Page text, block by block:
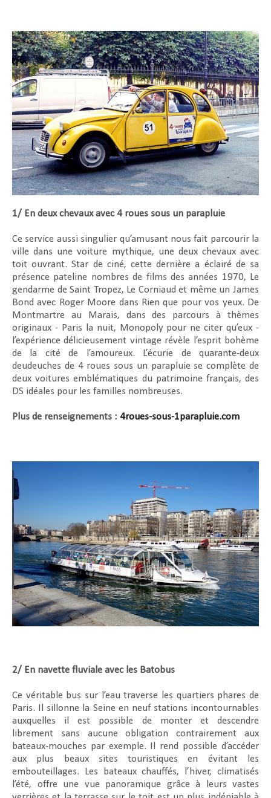
1/ En deux chevaux avec 4 roues sous un parapluie
Ce service aussi singulier qu’amusant nous fait parcourir la
ville dans une voiture mythique, une deux chevaux avec
toit ouvrant. Star de ciné, cette dernière a éclairé de sa
présence pateline nombres de films des années 1970, Le
gendarme de Saint Tropez, Le Corniaud et même un James
Bond avec Roger Moore dans Rien que pour vos yeux. De
Montmartre au Marais, dans des parcours à thèmes
originaux - Paris la nuit, Monopoly pour ne citer qu’eux -
l’expérience délicieusement vintage révèle l’esprit bohème
de la cité de l’amoureux. L’écurie de quarante-deux
deudeuches de 4 roues sous un parapluie se complète de
deux voitures emblématiques du patrimoine français, des
DS idéales pour les familles nombreuses.
Plus de renseignements : 4roues-sous-1parapluie.com
2/ En navette fluviale avec les Batobus
Ce véritable bus sur l’eau traverse les quartiers phares de
Paris. Il sillonne la Seine en neuf stations incontournables
auxquelles il est possible de monter et descendre
librement sans aucune obligation contrairement aux
bateaux-mouches par exemple. Il rend possible d’accéder
aux plus beaux sites touristiques en évitant les
embouteillages. Les bateaux chauffés, l’hiver, climatisés
l’été, offre une vue panoramique grâce à leurs vastes